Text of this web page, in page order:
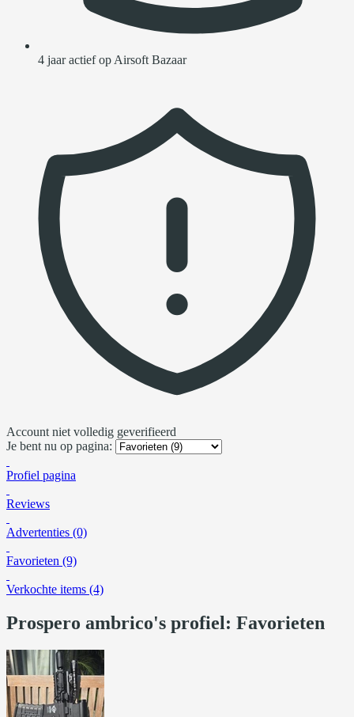
4 jaar actief op Airsoft Bazaar
Account niet volledig geverifieerd
Je bent nu op pagina:
Profiel pagina
Reviews
Advertenties (0)
Favorieten (9)
Verkochte items (4)
Prospero ambrico's profiel: Favorieten